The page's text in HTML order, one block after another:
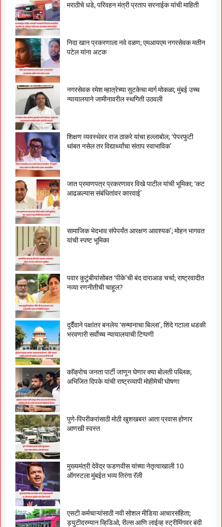
मराठीचे धडे, परिवहन मंत्री प्रताप सरनाईक यांची माहिती
निदा खान प्रकरणाला नवे वळण; एमआयएम नगरसेवक मतीन
पटेल यांना अटक
नगरसेवक रमेश म्हात्रेच्या सुटकेचा मार्ग मोकळा; मुंबई उच्च
न्यायालयाने जामीनावरील स्थगिती उठवली
शिक्षण व्यवस्थेवर राज ठाकरे यांचा हल्लाबोल; ‘पेपरफुटी
थांबत नसेल तर विद्यार्थ्यांचा संताप स्वाभाविक’
जात प्रमाणपत्र प्रकरणावर विखे पाटील यांची भूमिका; ‘कट
आढळल्यास संबंधितांवर कारवाई’
सामाजिक भेदभाव संपेपर्यंत आरक्षण आवश्यक’; मोहन भागवत
यांची स्पष्ट भूमिका
पवार कुटुंबीयांसोबत ‘पीके’ची बंद दाराआड चर्चा; राष्ट्रवादीत
नव्या रणनीतीची चाहूल?
दुर्दैवाने पक्षांतर बनलेय ‘सन्मानाचा बिल्ला’, शिंदे गटाला धडकी
भरवणारी सर्वाेच्च न्यायालयाची टिप्पणी
काॅक्राेच जनता पार्टी जाणून घेणार क्या बाेलती पब्लिक,
अभिजित दिपके यांची राष्ट्रव्यापी माेहीमेची घाेषणा
पुणे-पिंपरीकरांसाठी मोठी खुशखबर! आता प्रवास होणार
आणखी स्वस्त
मुख्यमंत्री देवेंद्र फडणवीस यांच्या नेतृत्वाखाली 10
ऑगस्टला मुंबईत भव्य तिरंगा रॅली
एसटी कर्मचाऱ्यांसाठी नवी सोशल मीडिया आचारसंहिता;
ड्युटीदरम्यान व्हिडिओ, रील्स आणि लाईव्ह स्ट्रीमिंगवर बंदी